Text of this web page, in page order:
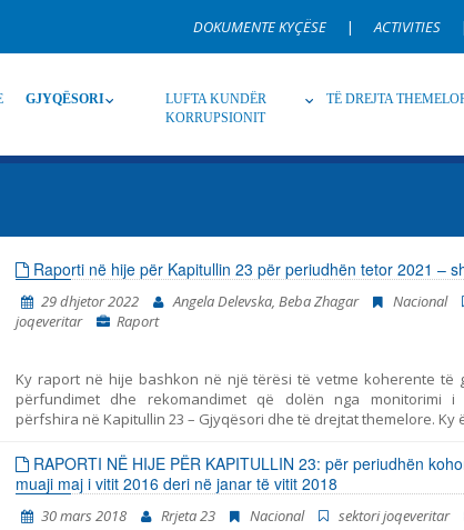
DOKUMENTE KYÇËSE | ACTIVITIES |
GJYQËSORI
LUFTA KUNDËR
KORRUPSIONIT
TË DREJTA
Gjuhë Emër, përshkrim ose fjalen
Raporti në hije për Kapitullin 23 për periudhën tetor 2021 –
29 dhjetor 2022 Angela Delevska, Beba Zhagar Nacional
joqeveritar
Raport
Ky raport në hije bashkon në një tërësi të vetme koherente të
përfundimet dhe rekomandimet që dolën nga monitorimi
përfshira në Kapitullin 23 – Gjyqësori dhe të drejtat themelore. Ky
i shtatë i tillë i publikuar nga Instituti për Politika Evropiane (EPI)
marrë parasysh komentet dhe opinionet e organizatave
periudhat e mëparshme mbulojnë periudhat në vijim: tetor 2014 –
korrik 2015 – prill 2016, maj 2016 – janar 2018, qershor 2018 –
2019 – mars 2020 dhe prill 2020 – shtator 2021.
RAPORTI NË HIJE PËR KAPITULLIN 23: për periudhën
muaji maj i vitit 2016 deri në janar të vitit 2018
30 mars 2018 Rrjeta 23 Nacional sektori joqeveritar